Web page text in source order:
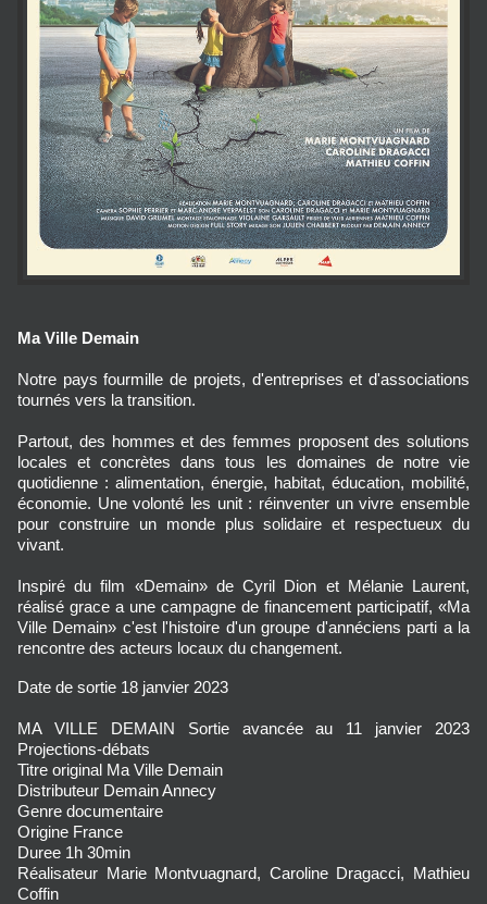
Ma Ville Demain
Notre pays fourmille de projets, d'entreprises et d'associations
tournés vers la transition.
Partout, des hommes et des femmes proposent des solutions
locales et concrètes dans tous les domaines de notre vie
quotidienne : alimentation, énergie, habitat, éducation, mobilité,
économie. Une volonté les unit : réinventer un vivre ensemble
pour construire un monde plus solidaire et respectueux du
vivant.
Inspiré du film «Demain» de Cyril Dion et Mélanie Laurent,
réalisé grace a une campagne de financement participatif, «Ma
Ville Demain» c'est l'histoire d'un groupe d'annéciens parti a la
rencontre des acteurs locaux du changement.
Date de sortie 18 janvier 2023
MA VILLE DEMAIN Sortie avancée au 11 janvier 2023
Projections-débats
Titre original Ma Ville Demain
Distributeur Demain Annecy
Genre documentaire
Origine France
Duree 1h 30min
Réalisateur Marie Montvuagnard, Caroline Dragacci, Mathieu
Coffin